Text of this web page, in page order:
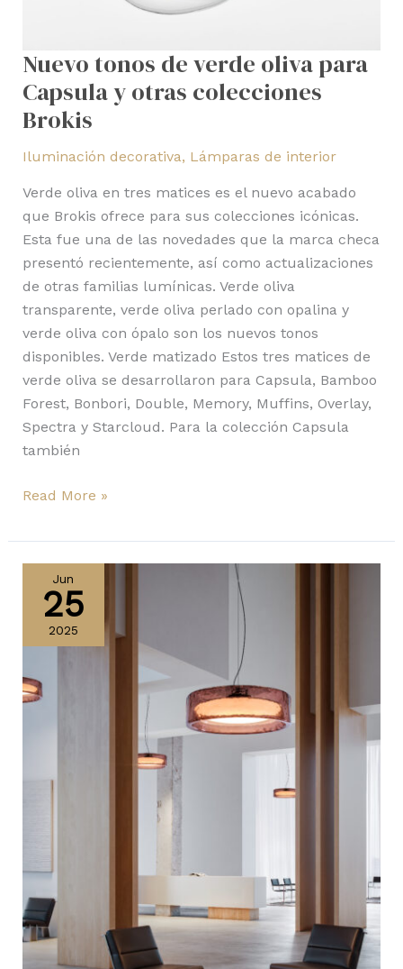
Nuevo tonos de verde oliva para
Capsula y otras colecciones
Brokis
Iluminación decorativa, Lámparas de interior
Verde oliva en tres matices es el nuevo acabado
que Brokis ofrece para sus colecciones icónicas.
Esta fue una de las novedades que la marca checa
presentó recientemente, así como actualizaciones
de otras familias lumínicas. Verde oliva
transparente, verde oliva perlado con opalina y
verde oliva con ópalo son los nuevos tonos
disponibles. Verde matizado Estos tres matices de
verde oliva se desarrollaron para Capsula, Bamboo
Forest, Bonbori, Double, Memory, Muffins, Overlay,
Spectra y Starcloud. Para la colección Capsula
también
Read More »
Jun
25
2025
Roc
Marset:
entre